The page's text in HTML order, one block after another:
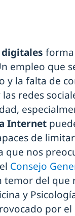
empleo que
y la falta de
redes
Internet
de
que nos
Consejo
temor del que
y
por